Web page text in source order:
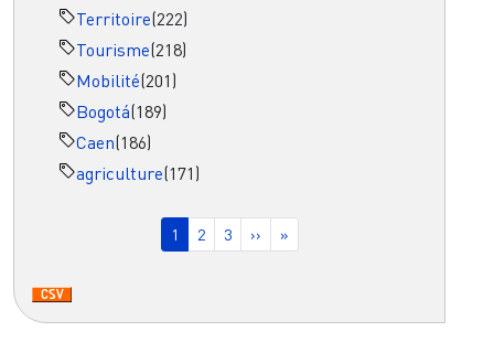
Territoire(222)
Tourisme(218)
Mobilité(201)
Bogotá(189)
Caen(186)
agriculture(171)
Page courante
1 Page
2 Page
3 Page suivante
›› Dernière page
»